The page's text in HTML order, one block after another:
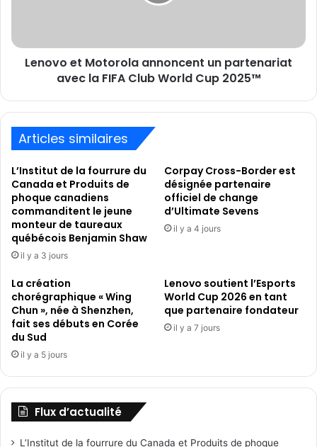
FIFA
ClubLenovo et Motorola annoncent un partenariat
avec la FIFA Club World Cup 2025™
Articles similaires
L’Institut de la fourrure du
Canada et Produits de
phoque canadiens
commanditent le jeune
monteur de taureaux
québécois Benjamin Shaw
il y a 3 jours
Corpay Cross-Border est
désignée partenaire
officiel de change
d’Ultimate Sevens
il y a 4 jours
La création
chorégraphique « Wing
Chun », née à Shenzhen,
fait ses débuts en Corée
du Sud
il y a 5 jours
Lenovo soutient l’Esports
World Cup 2026 en tant
que partenaire fondateur
il y a 7 jours
Flux d’actualité
L’Institut de la fourrure du Canada et Produits de phoque